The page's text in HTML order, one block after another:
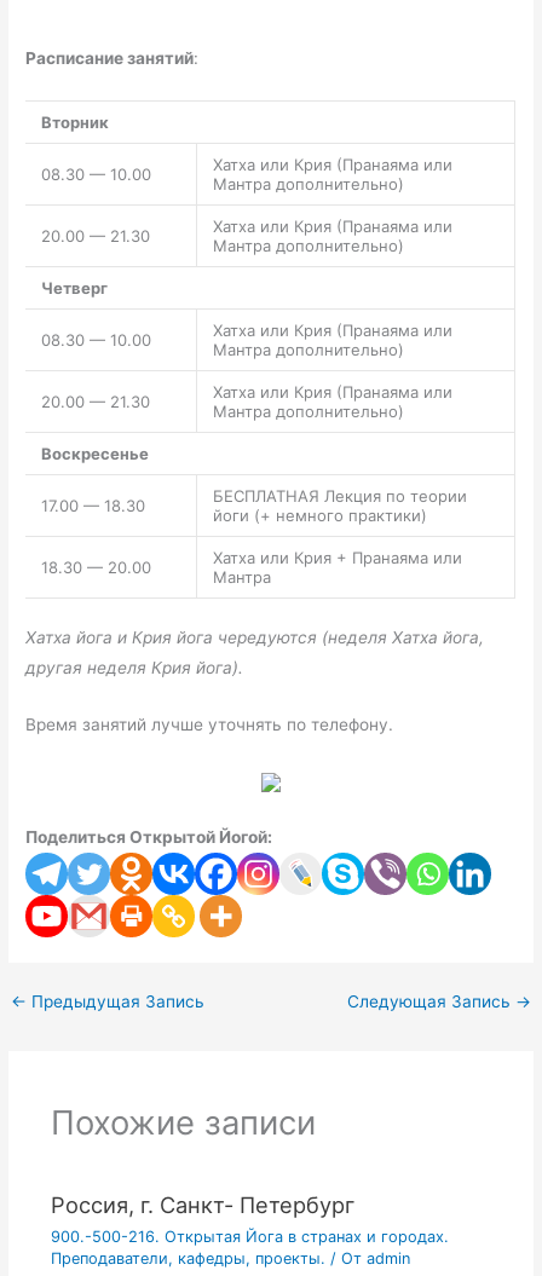
Расписание занятий:
Вторник
08.30 — 10.00
Хатха или Крия (Пранаяма или
Мантра дополнительно)
20.00 — 21.30
Хатха или Крия (Пранаяма или
Мантра дополнительно)
Четверг
08.30 — 10.00
Хатха или Крия (Пранаяма или
Мантра дополнительно)
20.00 — 21.30
Хатха или Крия (Пранаяма или
Мантра дополнительно)
Воскресенье
17.00 — 18.30
БЕСПЛАТНАЯ Лекция по теории
йоги (+ немного практики)
18.30 — 20.00
Хатха или Крия + Пранаяма или
Мантра
Хатха йога и Крия йога чередуются (неделя Хатха йога,
другая неделя Крия йога).
Время занятий лучше уточнять по телефону.
Поделиться Открытой Йогой:
← Предыдущая Запись Следующая Запись →
Похожие записи
Россия, г. Санкт- Петербург
900.-500-216. Открытая Йога в странах и городах.
Преподаватели, кафедры, проекты. / От admin